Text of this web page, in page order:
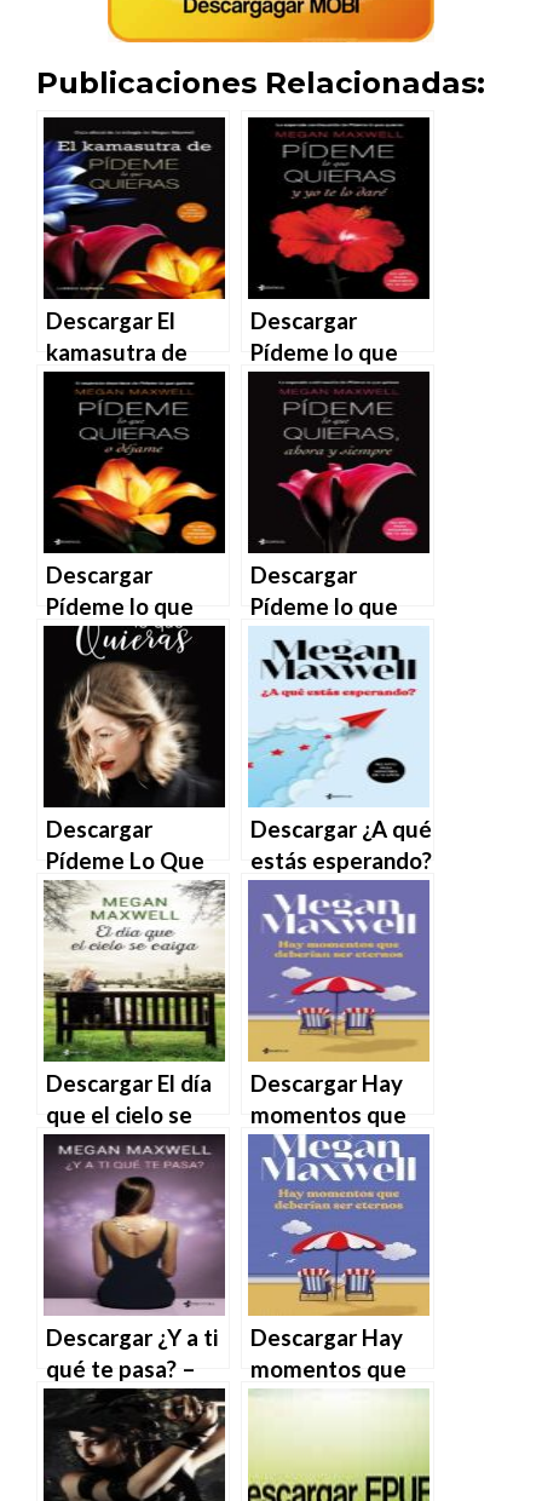
Publicaciones Relacionadas:
Descargar El
kamasutra de
Pídeme lo que
quieras – Megan
Maxwell en EPUB
| PDF | MOBI
Descargar
Pídeme lo que
quieras y yo te lo
daré – Megan
Maxwell en EPUB
| PDF | MOBI
Descargar
Pídeme lo que
quieras o déjame
– Megan
Maxwell en EPUB
| PDF | MOBI
Descargar
Pídeme lo que
quieras, ahora y
siempre – Megan
Maxwell en EPUB
| PDF | MOBI
Descargar
Pídeme Lo Que
Quieras de Carol
Búho en EPUB |
PDF | MOBI
Descargar ¿A qué
estás esperando?
– Megan
Maxwell en EPUB
| PDF | MOBI
Descargar El día
que el cielo se
caiga – Megan
Maxwell en EPUB
| PDF | MOBI
Descargar Hay
momentos que
deberían ser
eternos – Megan
Maxwell en EPUB
| PDF | MOBI
Descargar ¿Y a ti
qué te pasa? –
Megan Maxwell
en EPUB | PDF |
MOBI
Descargar Hay
momentos que
deberían ser
Megan Maxwell
en EPUB | PDF |